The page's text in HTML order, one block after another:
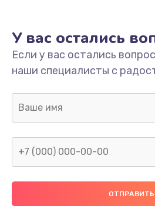
Замена
1800 руб.
Замена системы
1600 руб.
Замена
У вас остались
Если у вас остались
наши специалисты с